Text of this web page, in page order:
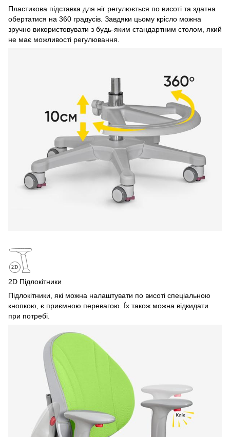
Пластикова підставка для ніг регулюється по висоті та здатна
обертатися на 360 градусів. Завдяки цьому крісло можна
зручно використовувати з будь-яким стандартним столом, який
не має можливості регулювання.
2D Підлокітники
Підлокітники, які можна налаштувати по висоті спеціальною
кнопкою, є приємною перевагою. Їх також можна відкидати
при потребі.